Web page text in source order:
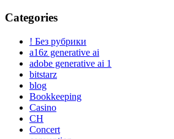
Categories
! Без рубрики
a16z generative ai
adobe generative ai 1
bitstarz
blog
Bookkeeping
Casino
CH
Concert